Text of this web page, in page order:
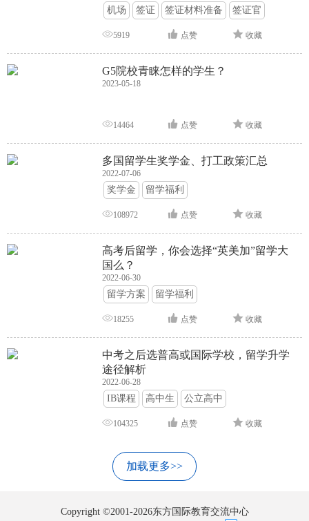
机场 签证 签证材料准备 签证官
签证面试 签证申请攻略
5919 点赞 收藏
G5院校青睐怎样的学生？
2023-05-18
14464 点赞 收藏
多国留学生奖学金、打工政策汇总
2022-07-06
奖学金 留学福利
108972 点赞 收藏
高考后留学，你会选择“英美加”留学大
国么？
2022-06-30
留学方案 留学福利
18255 点赞 收藏
中考之后选普高或国际学校，留学升学
途径解析
2022-06-28
IB课程 高中生 公立高中
104325 点赞 收藏
加载更多>>
Copyright ©2001-2026东方国际教育交流中心